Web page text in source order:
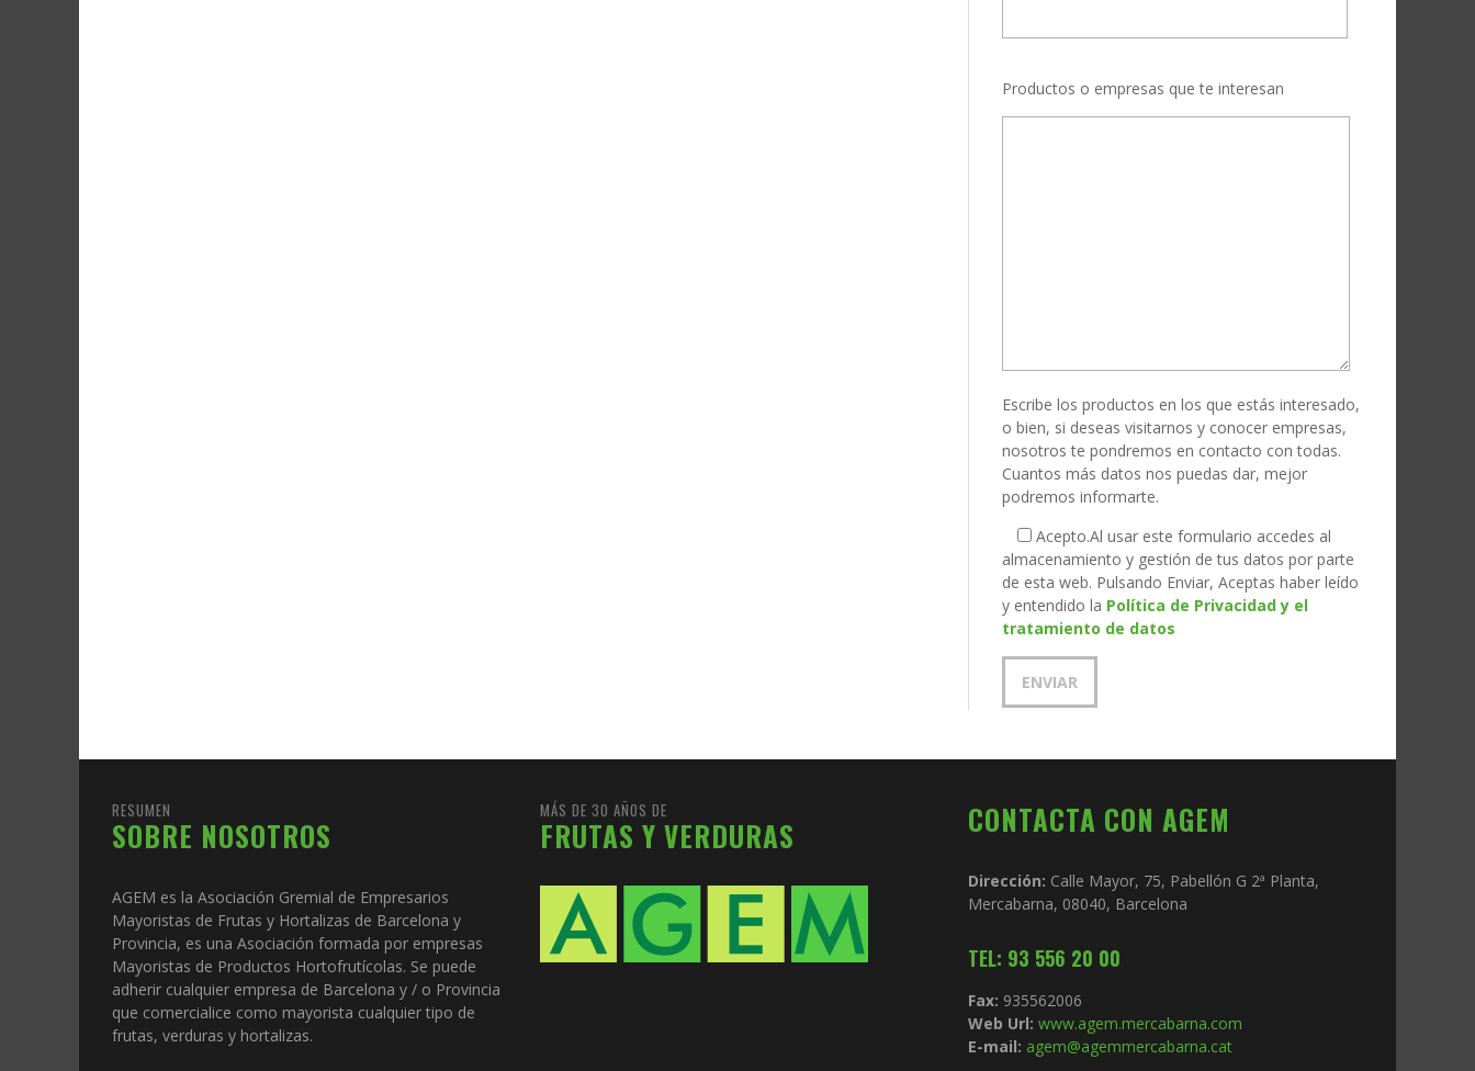
Productos o empresas que te interesan
Escribe los productos en los que estás interesado,
o bien, si deseas visitarnos y conocer empresas,
nosotros te pondremos en contacto con todas.
Cuantos más datos nos puedas dar, mejor
podremos informarte.
Acepto.Al usar este formulario accedes al
almacenamiento y gestión de tus datos por parte
de esta web. Pulsando Enviar, Aceptas haber leído
y entendido la Política de Privacidad y el
tratamiento de datos
RESUMEN
SOBRE NOSOTROS
AGEM es la Asociación Gremial de Empresarios
Mayoristas de Frutas y Hortalizas de Barcelona y
Provincia, es una Asociación formada por empresas
Mayoristas de Productos Hortofrutícolas. Se puede
adherir cualquier empresa de Barcelona y / o Provincia
que comercialice como mayorista cualquier tipo de
frutas, verduras y hortalizas.
MÁS DE 30 AÑOS DE
FRUTAS Y VERDURAS CONTACTA CON AGEM
Dirección: Calle Mayor, 75, Pabellón G 2ª Planta,
Mercabarna, 08040, Barcelona
TEL: 93 556 20 00
Fax: 935562006
Web Url: www.agem.mercabarna.com
E-mail: agem@agemmercabarna.cat